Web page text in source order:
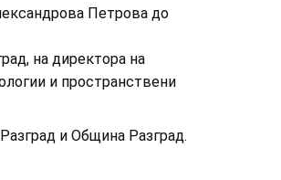
Петрова до
на директора на
и пространствени
и Община Разград.